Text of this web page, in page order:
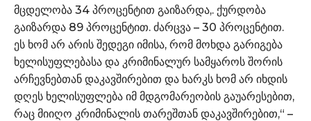
მცდელობა 34 პროცენტით გაიზარდა,. ქურდობა
გაიზარდა 89 პროცენტით. ძარცვა – 30 პროცენტით.
ეს ხომ არ არის შედეგი იმისა, რომ მოხდა გარიგება
ხელისუფლებასა და კრიმინალურ სამყაროს შორის
არჩევნებთან დაკავშირებით და ხარკს ხომ არ იხდის
დღეს ხელისუფლება იმ მდგომარეობის გაუარესებით,
რაც მიიღო კრიმინალის თარეშთან დაკავშირებით,“ –